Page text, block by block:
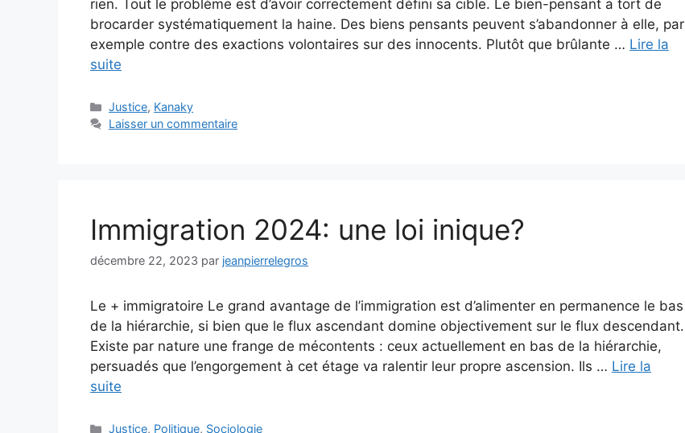
rien. Tout le problème est d’avoir correctement défini sa cible. Le bien-pensant a tort de
brocarder systématiquement la haine. Des biens pensants peuvent s’abandonner à elle, par
exemple contre des exactions volontaires sur des innocents. Plutôt que brûlante … Lire la
suite
Catégories
Justice, Kanaky
Laisser un commentaire
Immigration 2024: une loi inique?
décembre 22, 2023 par jeanpierrelegros
Le + immigratoire Le grand avantage de l’immigration est d’alimenter en permanence le bas
de la hiérarchie, si bien que le flux ascendant domine objectivement sur le flux descendant.
Existe par nature une frange de mécontents : ceux actuellement en bas de la hiérarchie,
persuadés que l’engorgement à cet étage va ralentir leur propre ascension. Ils … Lire la
suite
Catégories
Justice, Politique, Sociologie